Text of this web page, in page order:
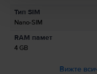
Информация относно
свързани с продукта.
Тип SIM
Nano-SIM
RAM памет
4 GB
Вижте